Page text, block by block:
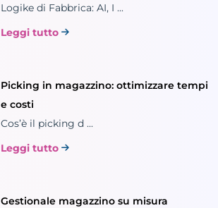
Logike di Fabbrica: AI, I ...
Leggi tutto
Picking in magazzino: ottimizzare tempi
e costi
Cos’è il picking d ...
Leggi tutto
Gestionale magazzino su misura